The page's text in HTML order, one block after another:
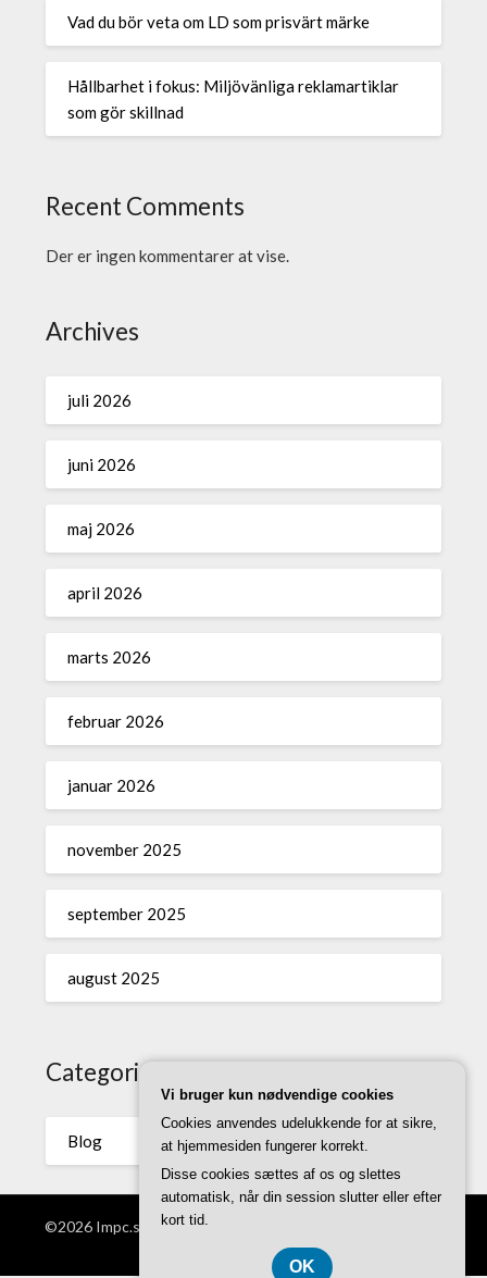
Vad du bör veta om LD som prisvärt märke
Hållbarhet i fokus: Miljövänliga reklamartiklar
som gör skillnad
Recent Comments
Der er ingen kommentarer at vise.
Archives
juli 2026
juni 2026
maj 2026
april 2026
marts 2026
februar 2026
januar 2026
november 2025
september 2025
august 2025
Categories
Blog
©2026 Impc.se | WordPress Theme by
Vi bruger kun nødvendige cookies
Cookies anvendes udelukkende for at sikre,
at hjemmesiden fungerer korrekt.
Disse cookies sættes af os og slettes
automatisk, når din session slutter eller efter
kort tid.
OK